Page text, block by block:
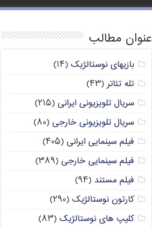
عنوان مطالب
بازیهای نوستالژیک (۱۴)
تله تئاتر(۴۳)
سریال تلویزیونی ایرانی (۲۱۵)
سریال تلویزیونی خارجی (۸۰)
فیلم سینمایی ایرانی (۴۰۵)
فیلم سینمایی خارجی (۳۸۹)
فیلم مستند (۹۴)
کارتون نوستالژیک (۲۹۰)
کلیپ های نوستالژیک (۸۳)